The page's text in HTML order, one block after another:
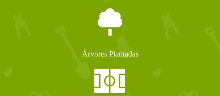
Árvores Plantadas